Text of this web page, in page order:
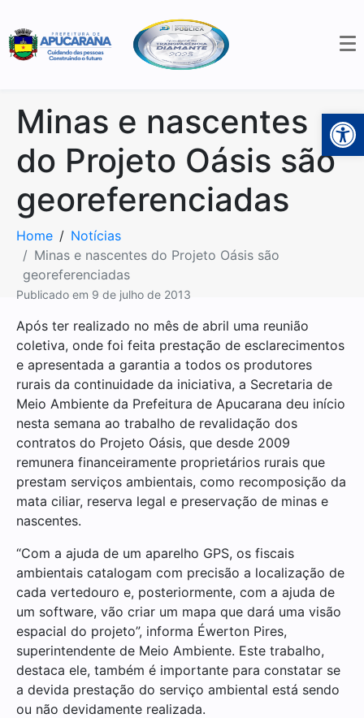
Minas e nascentes
do Projeto Oásis são
georeferenciadas
Home
Notícias
Minas e nascentes do Projeto Oásis são
georeferenciadas
Publicado em 9 de julho de 2013
Após ter realizado no mês de abril uma reunião
coletiva, onde foi feita prestação de esclarecimentos
e apresentada a garantia a todos os produtores
rurais da continuidade da iniciativa, a Secretaria de
Meio Ambiente da Prefeitura de Apucarana deu início
nesta semana ao trabalho de revalidação dos
contratos do Projeto Oásis, que desde 2009
remunera financeiramente proprietários rurais que
prestam serviços ambientais, como recomposição da
mata ciliar, reserva legal e preservação de minas e
nascentes.
“Com a ajuda de um aparelho GPS, os fiscais
ambientais catalogam com precisão a localização de
cada vertedouro e, posteriormente, com a ajuda de
um software, vão criar um mapa que dará uma visão
espacial do projeto”, informa Éwerton Pires,
superintendente de Meio Ambiente. Este trabalho,
destaca ele, também é importante para constatar se
a devida prestação do serviço ambiental está sendo
ou não devidamente realizada.